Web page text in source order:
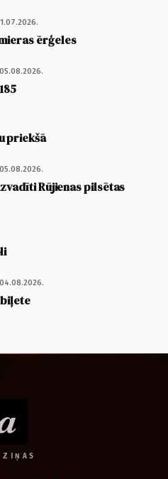
ērģeles
05.08.2026.
priekšā
05.08.2026.
Rūjienas pilsētas
04.08.2026.
ZIŅAS